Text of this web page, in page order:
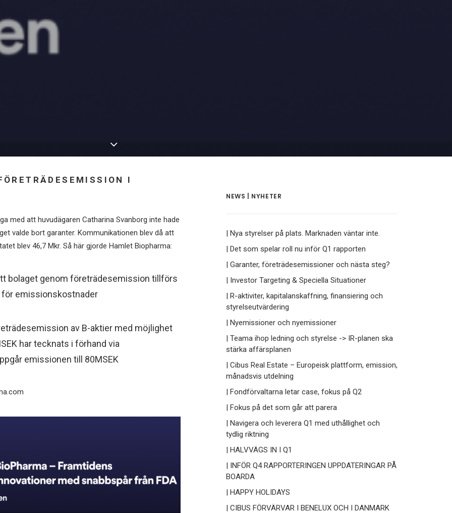
I
med att huvudägaren Catharina Svanborg inte hade
valde bort garanter. Kommunikationen blev då att
blev 46,7 Mkr. Så här gjorde Hamlet Biopharma:
bolaget genom företrädesemission tillförs
för emissionskostnader
av B-aktier med möjlighet
har tecknats i förhand via
emissionen till 80MSEK
NEWS | NYHETER
| Nya styrelser på plats. Marknaden väntar inte.
| Det som spelar roll nu inför Q1 rapporten
| Garanter, företrädesemissioner och nästa steg?
| Investor Targeting & Speciella Situationer
| R-aktiviter, kapitalanskaffning, finansiering och
styrelseutvärdering
| Nyemissioner och nyemissioner
| Teama ihop ledning och styrelse -> IR-planen ska
stärka affärsplanen
| Cibus Real Estate – Europeisk plattform, emission,
månadsvis utdelning
| Fondförvaltarna letar case, fokus på Q2
| Fokus på det som går att parera
| Navigera och leverera Q1 med uthållighet och
tydlig riktning
| HALVVÄGS IN I Q1
| INFÖR Q4 RAPPORTERINGEN UPPDATERINGAR PÅ
BOARDA
| HAPPY HOLIDAYS
| CIBUS FÖRVÄRVAR I BENELUX OCH I DANMARK